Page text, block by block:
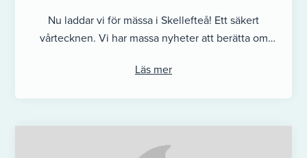
Nu laddar vi för mässa i Skellefteå! Ett säkert
vårtecknen. Vi har massa nyheter att berätta om
Läs mer